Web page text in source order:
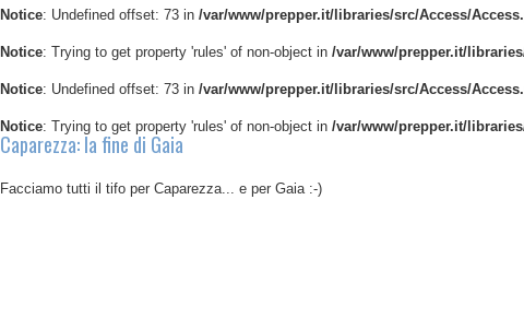
Notice: Undefined offset: 73 in /var/www/prepper.it/libraries/src/Access/
Notice: Trying to get property 'rules' of non-object in /var/www/prepper.it/
Notice: Undefined offset: 73 in /var/www/prepper.it/libraries/src/Access/
Notice: Trying to get property 'rules' of non-object in /var/www/prepper.it/
Caparezza: la fine di Gaia
Facciamo tutti il tifo per Caparezza... e per Gaia :-)